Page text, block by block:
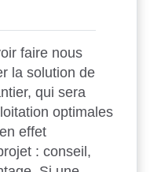
faire nous
la solution de
qui sera
optimales
effet
: conseil,